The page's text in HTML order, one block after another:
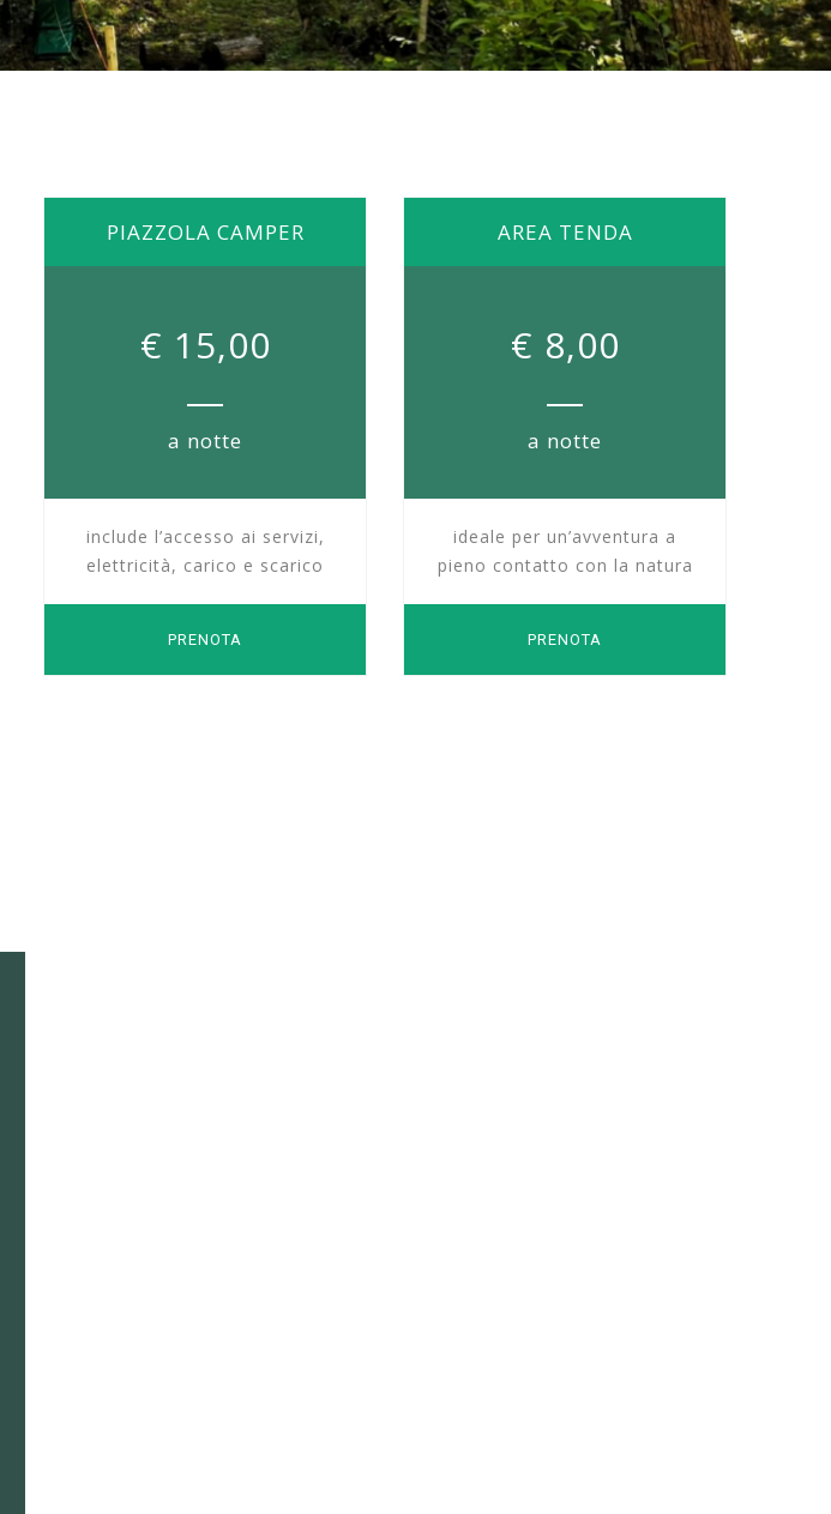
PIAZZOLA CAMPER
€ 15,00
a notte
include l’accesso ai servizi,
elettricità, carico e scarico
PRENOTA
AREA TENDA
€ 8,00
a notte
ideale per un’avventura a
pieno contatto con la natura
PRENOTA